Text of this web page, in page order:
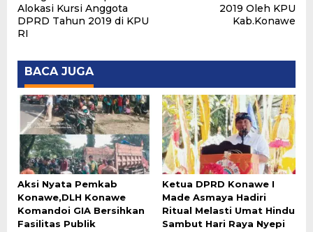
Alokasi Kursi Anggota
DPRD Tahun 2019 di KPU
RI
2019 Oleh KPU
Kab.Konawe
BACA JUGA
Aksi Nyata Pemkab
Konawe,DLH Konawe
Komandoi GIA Bersihkan
Fasilitas Publik
Ketua DPRD Konawe I
Made Asmaya Hadiri
Ritual Melasti Umat Hindu
Sambut Hari Raya Nyepi